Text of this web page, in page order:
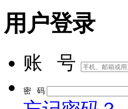
用户登录
账 号
密 码